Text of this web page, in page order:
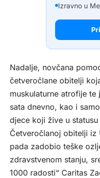
Izravno u
Nadalje, novčana
četveročlane obitelji
muskulaturne atrofije
sata dnevno, kao i
djece koji žive u
Četveročlanoj obitelji iz
pada zadobio teške
zdravstvenom stanju,
1000 radosti“ Caritas